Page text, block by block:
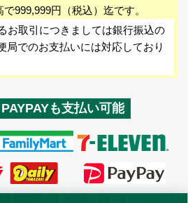
999,999円（税込）迄です。
お取引につきましては銀行振込の
局でのお支払いには対応しており
も支払い可能